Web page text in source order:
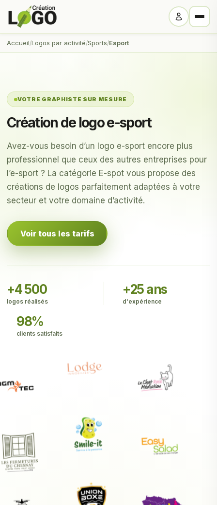
Accueil Logos par activité Sports Esport
VOTRE GRAPHISTE SUR MESURE
Création de logo e-sport
Avez-vous besoin d’un logo e-sport encore plus
professionnel que ceux des autres entreprises pour
l’e-sport ? La catégorie E-spot vous propose des
créations de logos parfaitement adaptées à votre
secteur et votre domaine d’activité.
Voir tous les tarifs
+4 500
logos réalisés
+25 ans
d'expérience
98%
clients satisfaits